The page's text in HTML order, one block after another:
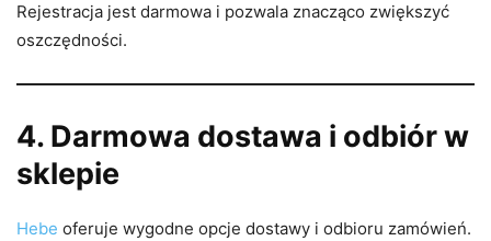
Rejestracja jest darmowa i pozwala znacząco zwiększyć
oszczędności.
4. Darmowa dostawa i odbiór w
sklepie
Hebe oferuje wygodne opcje dostawy i odbioru zamówień.